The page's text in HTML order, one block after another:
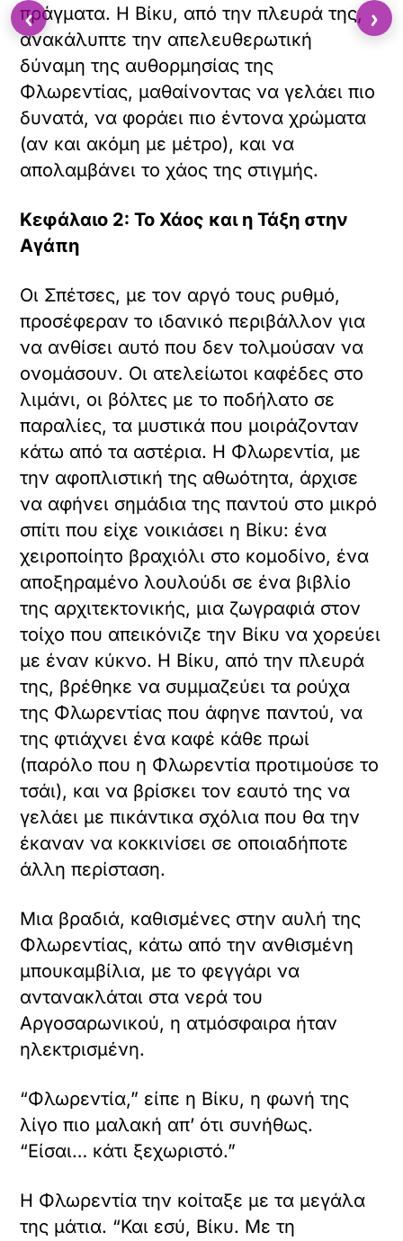
πράγματα. Η Βίκυ, από την πλευρά της,
ανακάλυπτε την απελευθερωτική
δύναμη της αυθορμησίας της
Φλωρεντίας, μαθαίνοντας να γελάει πιο
δυνατά, να φοράει πιο έντονα χρώματα
(αν και ακόμη με μέτρο), και να
απολαμβάνει το χάος της στιγμής.
Κεφάλαιο 2: Το Χάος και η Τάξη στην
Αγάπη
Οι Σπέτσες, με τον αργό τους ρυθμό,
προσέφεραν το ιδανικό περιβάλλον για
να ανθίσει αυτό που δεν τολμούσαν να
ονομάσουν. Οι ατελείωτοι καφέδες στο
λιμάνι, οι βόλτες με το ποδήλατο σε
παραλίες, τα μυστικά που μοιράζονταν
κάτω από τα αστέρια. Η Φλωρεντία, με
την αφοπλιστική της αθωότητα, άρχισε
να αφήνει σημάδια της παντού στο μικρό
σπίτι που είχε νοικιάσει η Βίκυ: ένα
χειροποίητο βραχιόλι στο κομοδίνο, ένα
αποξηραμένο λουλούδι σε ένα βιβλίο
της αρχιτεκτονικής, μια ζωγραφιά στον
τοίχο που απεικόνιζε την Βίκυ να χορεύει
με έναν κύκνο. Η Βίκυ, από την πλευρά
της, βρέθηκε να συμμαζεύει τα ρούχα
της Φλωρεντίας που άφηνε παντού, να
της φτιάχνει ένα καφέ κάθε πρωί
(παρόλο που η Φλωρεντία προτιμούσε το
τσάι), και να βρίσκει τον εαυτό της να
γελάει με πικάντικα σχόλια που θα την
έκαναν να κοκκινίσει σε οποιαδήποτε
άλλη περίσταση.
Μια βραδιά, καθισμένες στην αυλή της
Φλωρεντίας, κάτω από την ανθισμένη
μπουκαμβίλια, με το φεγγάρι να
αντανακλάται στα νερά του
Αργοσαρωνικού, η ατμόσφαιρα ήταν
ηλεκτρισμένη.
“Φλωρεντία,” είπε η Βίκυ, η φωνή της
λίγο πιο μαλακή απ’ ότι συνήθως.
“Είσαι… κάτι ξεχωριστό.”
Η Φλωρεντία την κοίταξε με τα μεγάλα
της μάτια. “Και εσύ, Βίκυ. Με τη
‹ ›